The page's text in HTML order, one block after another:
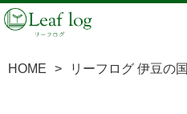
HOME > リーフログ 伊豆の国